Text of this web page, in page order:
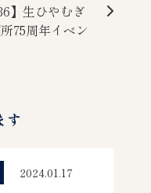
】生ひやむぎ
75周年イベン
す
2024.01.17